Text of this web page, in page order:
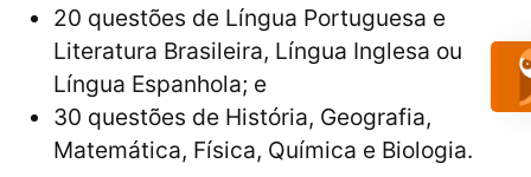
20 questões de Língua Portuguesa e
Literatura Brasileira, Língua Inglesa ou
Língua Espanhola; e
30 questões de História, Geografia,
Matemática, Física, Química e Biologia.